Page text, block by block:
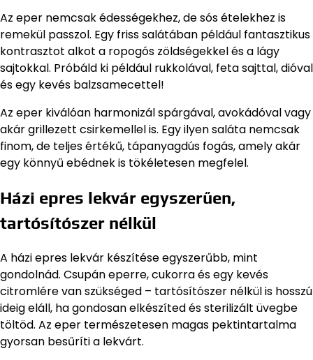
Az eper nemcsak édességekhez, de sós ételekhez is
remekül passzol. Egy friss salátában például fantasztikus
kontrasztot alkot a ropogós zöldségekkel és a lágy
sajtokkal. Próbáld ki például rukkolával, feta sajttal, dióval
és egy kevés balzsamecettel!
Az eper kiválóan harmonizál spárgával, avokádóval vagy
akár grillezett csirkemellel is. Egy ilyen saláta nemcsak
finom, de teljes értékű, tápanyagdús fogás, amely akár
egy könnyű ebédnek is tökéletesen megfelel.
Házi epres lekvár egyszerűen,
tartósítószer nélkül
A házi epres lekvár készítése egyszerűbb, mint
gondolnád. Csupán eperre, cukorra és egy kevés
citromlére van szükséged – tartósítószer nélkül is hosszú
ideig eláll, ha gondosan elkészíted és sterilizált üvegbe
töltöd. Az eper természetesen magas pektintartalma
gyorsan besűríti a lekvárt.